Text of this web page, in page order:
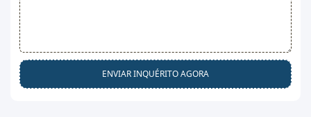
ENVIAR INQUÉRITO AGORA